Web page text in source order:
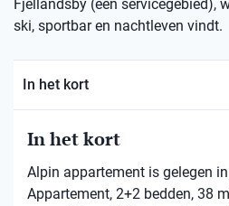
Fjellandsby (een servicegebied),
ski, sportbar en nachtleven vindt.
In het kort
In het kort
Alpin appartement is gelegen
Appartement, 2+2 bedden, 38